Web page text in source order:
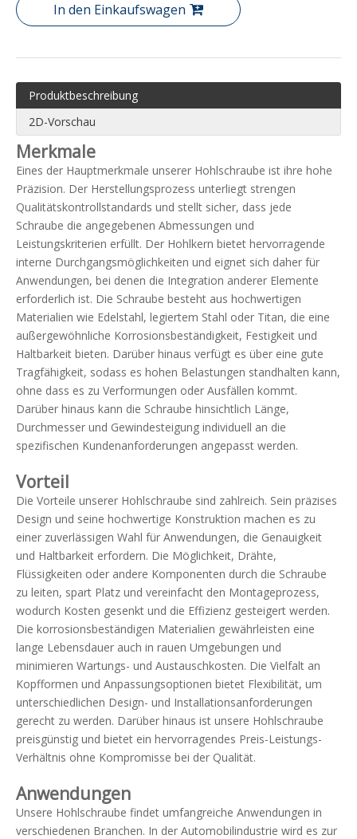
In den Einkaufswagen
Produktbeschreibung
2D-Vorschau
Merkmale
Eines der Hauptmerkmale unserer Hohlschraube ist ihre hohe
Präzision. Der Herstellungsprozess unterliegt strengen
Qualitätskontrollstandards und stellt sicher, dass jede
Schraube die angegebenen Abmessungen und
Leistungskriterien erfüllt. Der Hohlkern bietet hervorragende
interne Durchgangsmöglichkeiten und eignet sich daher für
Anwendungen, bei denen die Integration anderer Elemente
erforderlich ist. Die Schraube besteht aus hochwertigen
Materialien wie Edelstahl, legiertem Stahl oder Titan, die eine
außergewöhnliche Korrosionsbeständigkeit, Festigkeit und
Haltbarkeit bieten. Darüber hinaus verfügt es über eine gute
Tragfähigkeit, sodass es hohen Belastungen standhalten kann,
ohne dass es zu Verformungen oder Ausfällen kommt.
Darüber hinaus kann die Schraube hinsichtlich Länge,
Durchmesser und Gewindesteigung individuell an die
spezifischen Kundenanforderungen angepasst werden.
Vorteil
Die Vorteile unserer Hohlschraube sind zahlreich. Sein präzises
Design und seine hochwertige Konstruktion machen es zu
einer zuverlässigen Wahl für Anwendungen, die Genauigkeit
und Haltbarkeit erfordern. Die Möglichkeit, Drähte,
Flüssigkeiten oder andere Komponenten durch die Schraube
zu leiten, spart Platz und vereinfacht den Montageprozess,
wodurch Kosten gesenkt und die Effizienz gesteigert werden.
Die korrosionsbeständigen Materialien gewährleisten eine
lange Lebensdauer auch in rauen Umgebungen und
minimieren Wartungs- und Austauschkosten. Die Vielfalt an
Kopfformen und Anpassungsoptionen bietet Flexibilität, um
unterschiedlichen Design- und Installationsanforderungen
gerecht zu werden. Darüber hinaus ist unsere Hohlschraube
preisgünstig und bietet ein hervorragendes Preis-Leistungs-
Verhältnis ohne Kompromisse bei der Qualität.
Anwendungen
Unsere Hohlschraube findet umfangreiche Anwendungen in
verschiedenen Branchen. In der Automobilindustrie wird es zur